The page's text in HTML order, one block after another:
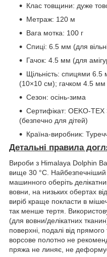
Клас товщини: дуже
Метраж: 120 м
Вага мотка: 100 г
Спиці: 6.5 мм (для
Гачок: 4.5 мм (для
Щільність: спицями
(10×10 см); гачком 4.5
Сезон: осінь-зима
Сертифікат: OEKO-
(безпечно для дітей)
Країна-виробник:
Детальні правила
Вироби з Himalaya Dolphin
вище 30 °C.
машинного оберіть
вовни, на низьких обертах
виріб краще покласти в
так менше тертя.
(для вовни/делікатних
поверхні, подалі від
ворсове полотно не
пряжа не линяє, не